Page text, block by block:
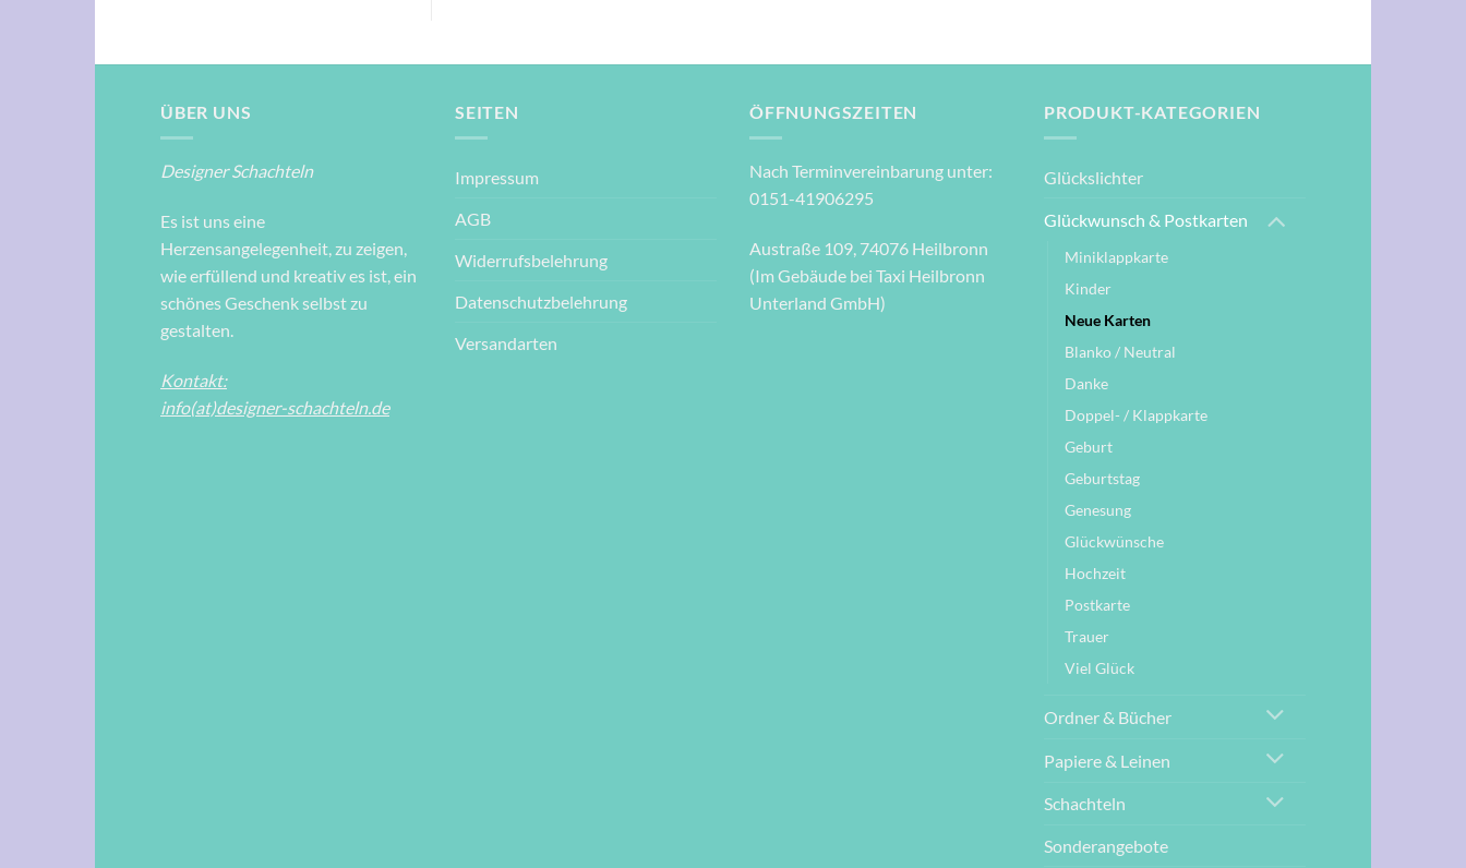
ÜBER UNS
Designer Schachteln
Es ist uns eine
Herzensangelegenheit, zu zeigen,
wie erfüllend und kreativ es ist, ein
schönes Geschenk selbst zu
gestalten.
Kontakt:
info(at)designer-schachteln.de
SEITEN
Impressum
AGB
Widerrufsbelehrung
Datenschutzbelehrung
Versandarten
ÖFFNUNGSZEITEN
Nach Terminvereinbarung unter:
0151-41906295
Austraße 109, 74076 Heilbronn
(Im Gebäude bei Taxi Heilbronn
Unterland GmbH)
PRODUKT-KATEGORIEN
Glückslichter
Glückwunsch & Postkarten
Miniklappkarte
Kinder
Neue Karten
Blanko / Neutral
Danke
Doppel- / Klappkarte
Geburt
Geburtstag
Genesung
Glückwünsche
Hochzeit
Postkarte
Trauer
Viel Glück
Ordner & Bücher
Papiere & Leinen
Schachteln
Sonderangebote